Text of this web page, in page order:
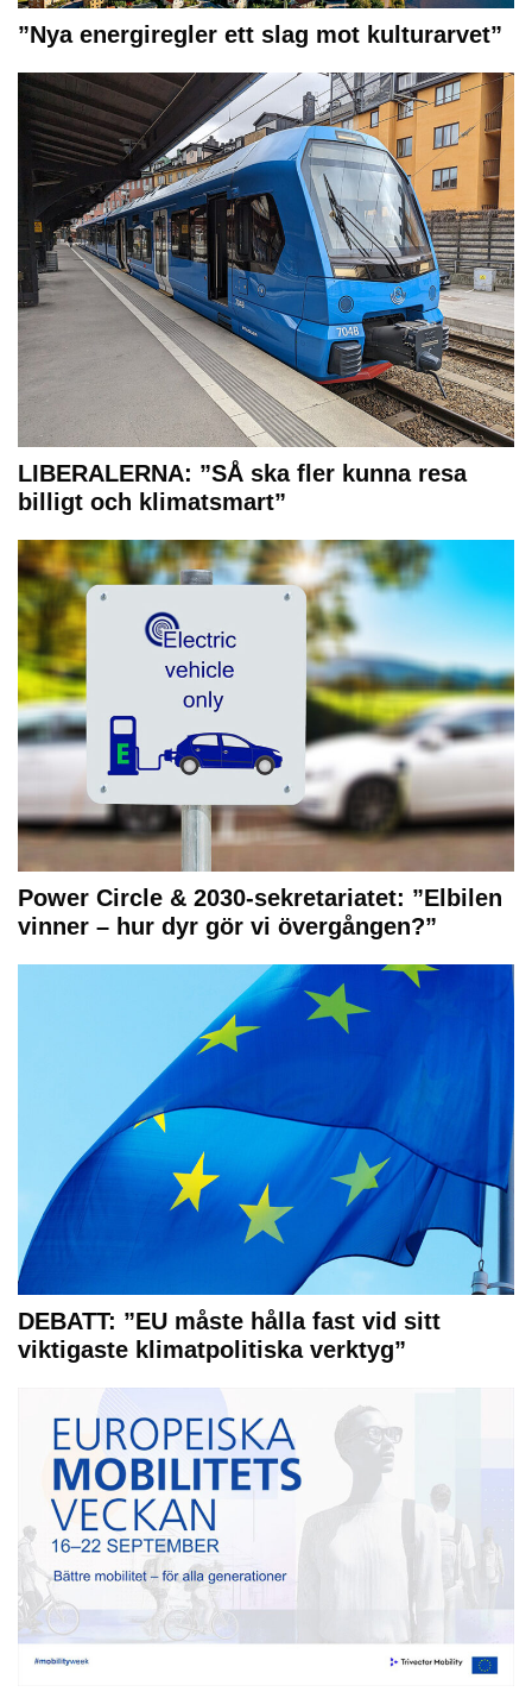
”Nya energiregler ett slag mot kulturarvet”
LIBERALERNA: ”SÅ ska fler kunna resa
billigt och klimatsmart”
Power Circle & 2030-sekretariatet: ”Elbilen
vinner – hur dyr gör vi övergången?”
DEBATT: ”EU måste hålla fast vid sitt
viktigaste klimatpolitiska verktyg”